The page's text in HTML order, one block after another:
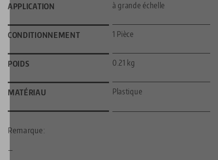
APPLICATION à grande échelle
CONDITIONNEMENT 1 Pièce
POIDS 0.21 kg
MATÉRIAU Plastique
Remarque:
—